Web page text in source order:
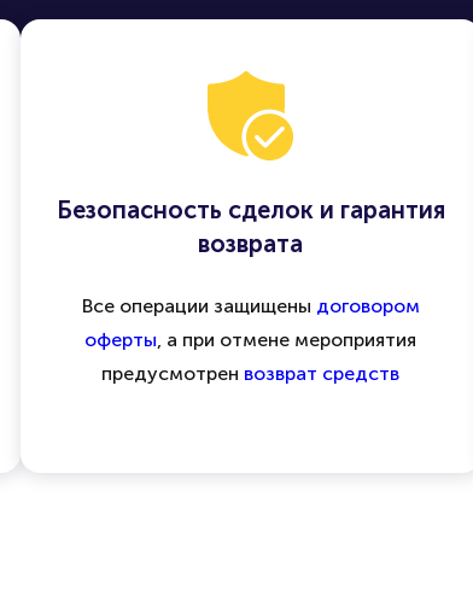
Безопасность сделок и гарантия
возврата
Все операции защищены договором
оферты, а при отмене мероприятия
предусмотрен возврат средств